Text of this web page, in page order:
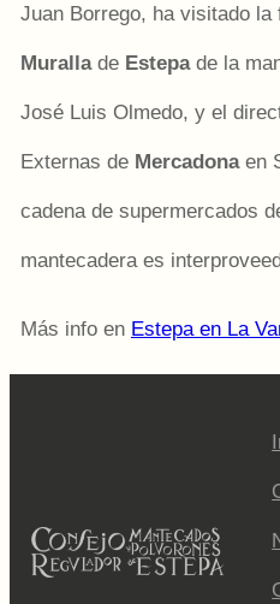
Juan Borrego, ha visitado la
Murallade Estepade la
José Luis Olmedo, y el
Externas de Mercadonaen
cadena de supermercados
mantecadera es
Más info en Estepa en La